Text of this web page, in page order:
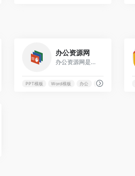
PPT模板
办公资源网
办公资源网是一家专注海量办公资源下载的网站,提供各种精美创意PPT模板、Excel模板、Word模板、免费音效资源及大量办公素材,包括个人简历Word模板,工作总结PPT,教育培训课件等大量办公模板,来办公资源网,办公不求人。
PPT模板 Word模板 办公 办公素材